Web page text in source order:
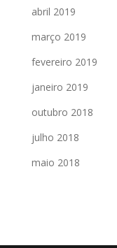
abril 2019
março 2019
fevereiro 2019
janeiro 2019
outubro 2018
julho 2018
maio 2018